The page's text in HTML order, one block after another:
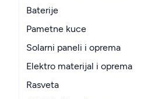
Baterije
Pametne kuce
Solarni paneli i oprema
Elektro materijal i oprema
Rasveta